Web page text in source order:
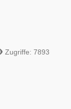
Zugriffe: 7893